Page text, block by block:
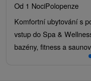
Od 1 NociPolopenze
Komfortní ubytování s
vstup do Spa &
bazény, fitness a